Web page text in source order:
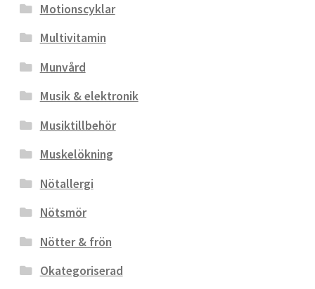
Motionscyklar
Multivitamin
Munvård
Musik & elektronik
Musiktillbehör
Muskelökning
Nötallergi
Nötsmör
Nötter & frön
Okategoriserad